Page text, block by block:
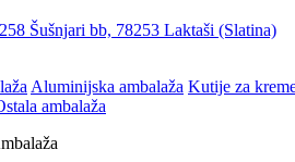
Šušnjari bb, 78253 Laktaši (Slatina)
Aluminijska ambalaža Kutije za
ambalaža